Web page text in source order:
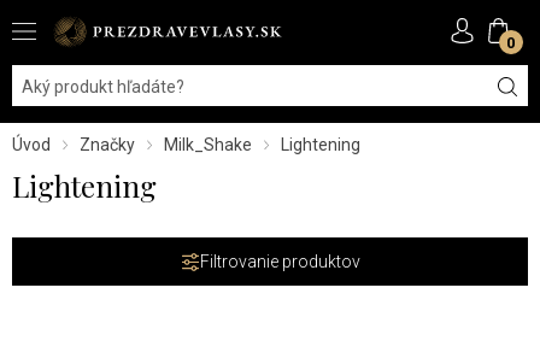
0
Úvod Značky Milk_Shake Lightening
Lightening
Filtrovanie produktov